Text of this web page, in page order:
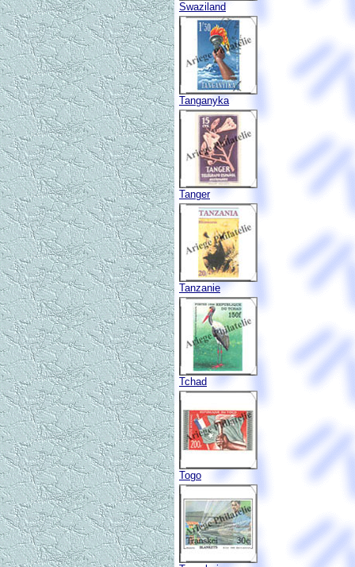
Swaziland
Tanganyka
Tanger
Tanzanie
Tchad
Togo